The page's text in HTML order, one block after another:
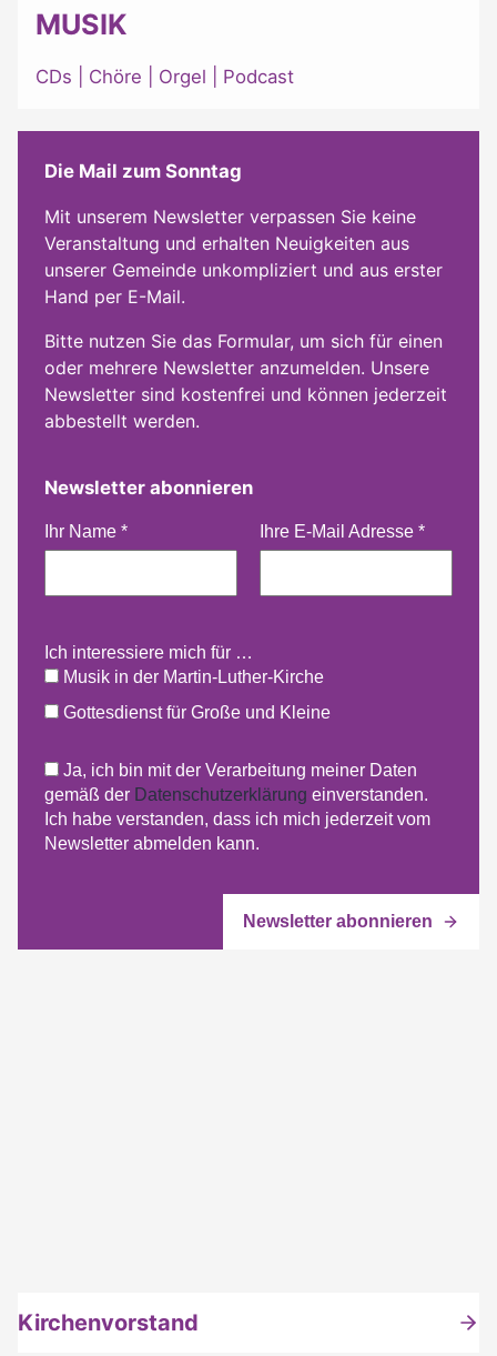
MUSIK
CDs Chöre Orgel Podcast
Die Mail zum Sonntag
Mit unserem Newsletter verpassen Sie keine
Veranstaltung und erhalten Neuigkeiten aus
unserer Gemeinde unkompliziert und aus erster
Hand per E-Mail.
Bitte nutzen Sie das Formular, um sich für einen
oder mehrere Newsletter anzumelden. Unsere
Newsletter sind kostenfrei und können jederzeit
abbestellt werden.
Newsletter abonnieren
Ihr Name * Ihre E-Mail Adresse *
Ich interessiere mich für …
Musik in der Martin-Luther-Kirche
Gottesdienst für Große und Kleine
Ja, ich bin mit der Verarbeitung meiner Daten
gemäß der Datenschutzerklärung einverstanden.
Ich habe verstanden, dass ich mich jederzeit vom
Newsletter abmelden kann.
Kirchenvorstand